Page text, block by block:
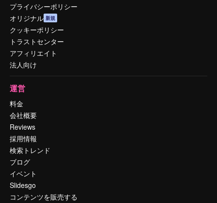
プライバシーポリシー
オリジナル 新規
クッキーポリシー
トラストセンター
アフィリエイト
法人向け
運営
料金
会社概要
Reviews
採用情報
検索トレンド
ブログ
イベント
Slidesgo
コンテンツを販売する